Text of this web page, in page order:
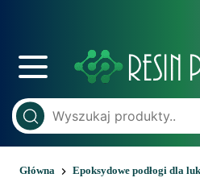
Główna Epoksydowe podłogi dla